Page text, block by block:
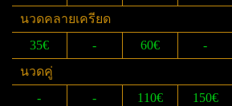
นวดคลายเครียด
35€
- 60€ -
นวดคู่
-
- 110€ 150€